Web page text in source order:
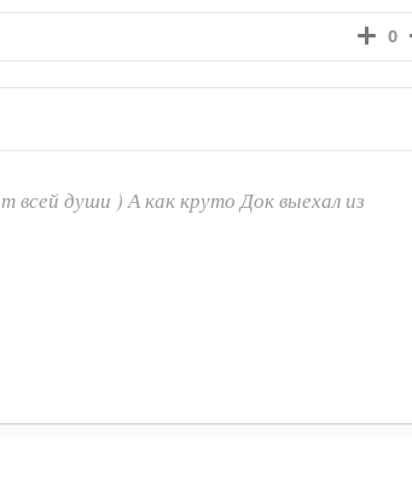
0
всей души ) А как круто Док выехал из